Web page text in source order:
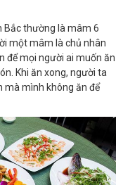
Bắc thường là mâm 6
một mâm là chủ nhân
để mọi người ai muốn ăn
Khi ăn xong, người ta
mà mình không ăn để